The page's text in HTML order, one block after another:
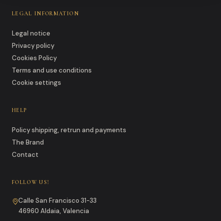
LEGAL INFORMATION
Legal notice
Privacy policy
Cookies Policy
Terms and use conditions
Cookie settings
HELP
Policy shipping, retrun and payments
The Brand
Contact
FOLLOW US!
Calle San Francisco 31-33
46960 Aldaia, Valencia